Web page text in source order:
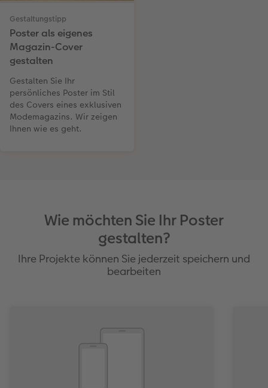
Gestaltungstipp
Poster als eigenes
Magazin-Cover
gestalten
Gestalten Sie Ihr
persönliches Poster im Stil
des Covers eines exklusiven
Modemagazins. Wir zeigen
Ihnen wie es geht.
Wie möchten Sie Ihr Poster
gestalten?
Ihre Projekte können Sie jederzeit speichern und
bearbeiten